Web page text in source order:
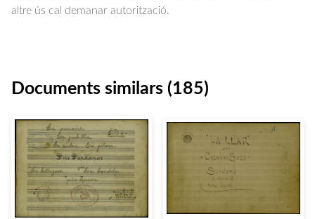
altre ús cal demanar autorització.
Documents similars (185)